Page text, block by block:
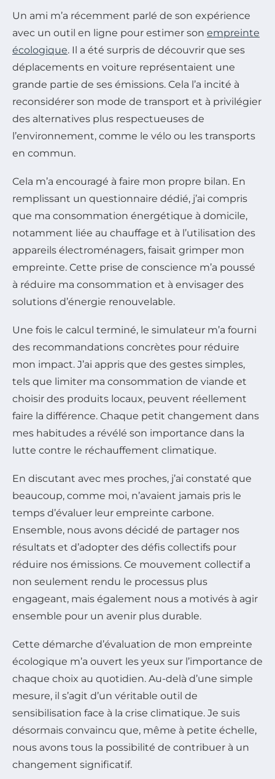
Un ami m’a récemment parlé de son expérience
avec un outil en ligne pour estimer son empreinte
écologique. Il a été surpris de découvrir que ses
déplacements en voiture représentaient une
grande partie de ses émissions. Cela l’a incité à
reconsidérer son mode de transport et à privilégier
des alternatives plus respectueuses de
l’environnement, comme le vélo ou les transports
en commun.
Cela m’a encouragé à faire mon propre bilan. En
remplissant un questionnaire dédié, j’ai compris
que ma consommation énergétique à domicile,
notamment liée au chauffage et à l’utilisation des
appareils électroménagers, faisait grimper mon
empreinte. Cette prise de conscience m’a poussé
à réduire ma consommation et à envisager des
solutions d’énergie renouvelable.
Une fois le calcul terminé, le simulateur m’a fourni
des recommandations concrètes pour réduire
mon impact. J’ai appris que des gestes simples,
tels que limiter ma consommation de viande et
choisir des produits locaux, peuvent réellement
faire la différence. Chaque petit changement dans
mes habitudes a révélé son importance dans la
lutte contre le réchauffement climatique.
En discutant avec mes proches, j’ai constaté que
beaucoup, comme moi, n’avaient jamais pris le
temps d’évaluer leur empreinte carbone.
Ensemble, nous avons décidé de partager nos
résultats et d’adopter des défis collectifs pour
réduire nos émissions. Ce mouvement collectif a
non seulement rendu le processus plus
engageant, mais également nous a motivés à agir
ensemble pour un avenir plus durable.
Cette démarche d’évaluation de mon empreinte
écologique m’a ouvert les yeux sur l’importance de
chaque choix au quotidien. Au-delà d’une simple
mesure, il s’agit d’un véritable outil de
sensibilisation face à la crise climatique. Je suis
désormais convaincu que, même à petite échelle,
nous avons tous la possibilité de contribuer à un
changement significatif.